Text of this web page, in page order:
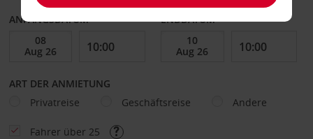
ANFANGSDATUM ENDDATUM
ART DER ANMIETUNG
Privatreise
Geschäftsreise Andere
Fahrer über 25